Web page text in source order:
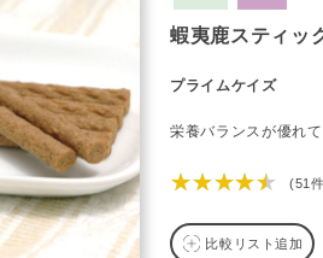
蝦夷鹿スティッ
プライムケイズ
栄養バランスが優れ
★★★★★ (51
比較リスト追加